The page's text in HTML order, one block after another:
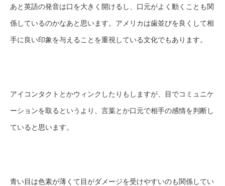
あと英語の発音は口を大きく開けるし、口元がよく動くことも関
係しているのかなあと思います。アメリカは歯並びを良くして相
手に良い印象を与えることを重視している文化でもあります。
アイコンタクトとかウィンクしたりもしますが、目でコミュニケ
ーションを取るというより、言葉とか口元で相手の感情を判断し
ていると思います。
青い目は色素が薄くて目がダメージを受けやすいのも関係してい